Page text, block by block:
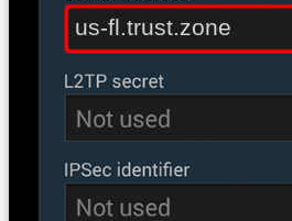
us-fl.trust.zone